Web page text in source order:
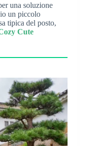
una soluzione
un piccolo
tipica del posto,
Cute